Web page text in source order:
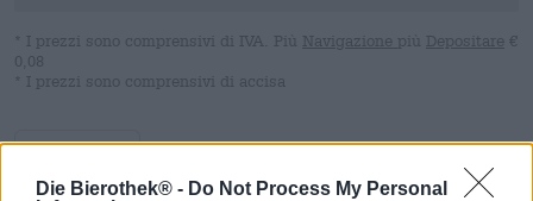
Die Bierothek® - Do Not Process My Personal
* I prezzi sono comprensivi di IVA. Più Navigazione più Depositare €
0,08
* I prezzi sono comprensivi di accisa
Descrizione Informazioni Recensioni(2)